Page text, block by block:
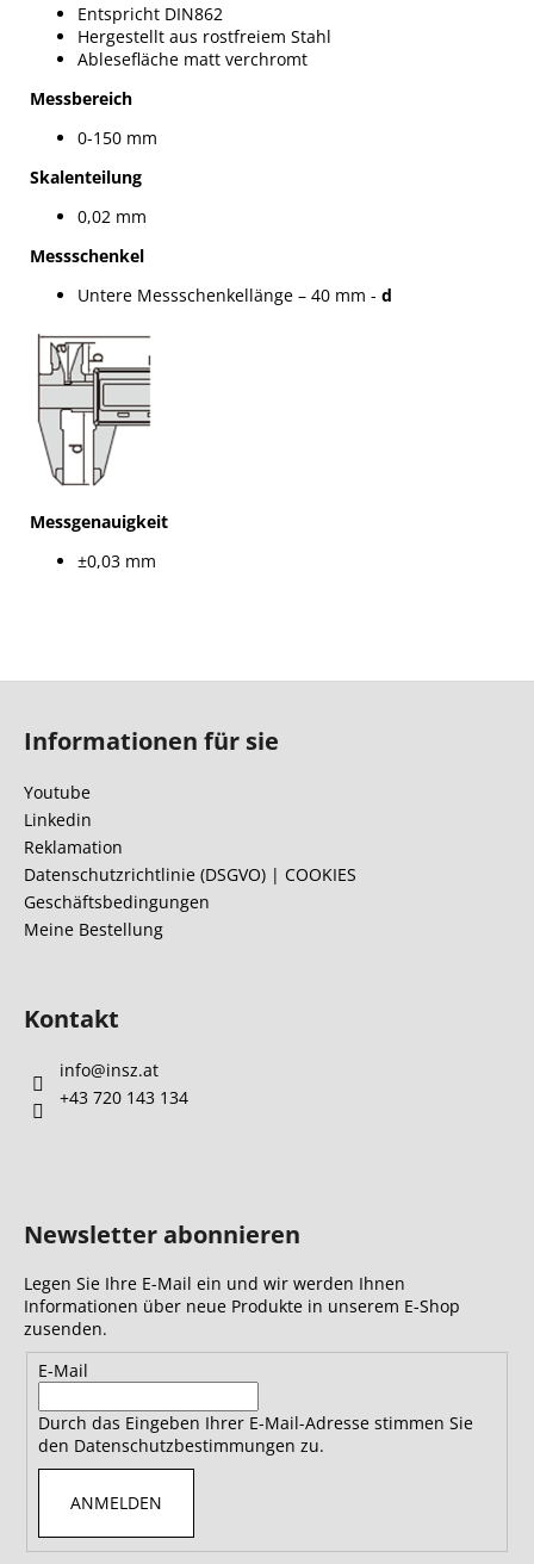
Entspricht DIN862
Hergestellt aus rostfreiem Stahl
Ablesefläche matt verchromt
Messbereich
0-150 mm
Skalenteilung
0,02 mm
Messschenkel
Untere Messschenkellänge – 40 mm - d
Messgenauigkeit
±0,03 mm
Informationen für sie
Youtube
Linkedin
Reklamation
Datenschutzrichtlinie (DSGVO) | COOKIES
Geschäftsbedingungen
Meine Bestellung
Kontakt
info@insz.at
+43 720 143 134
Newsletter abonnieren
Legen Sie Ihre E-Mail ein und wir werden Ihnen
Informationen über neue Produkte in unserem E-Shop
zusenden.
E-Mail
Durch das Eingeben Ihrer E-Mail-Adresse stimmen Sie
den Datenschutzbestimmungen zu.
ANMELDEN